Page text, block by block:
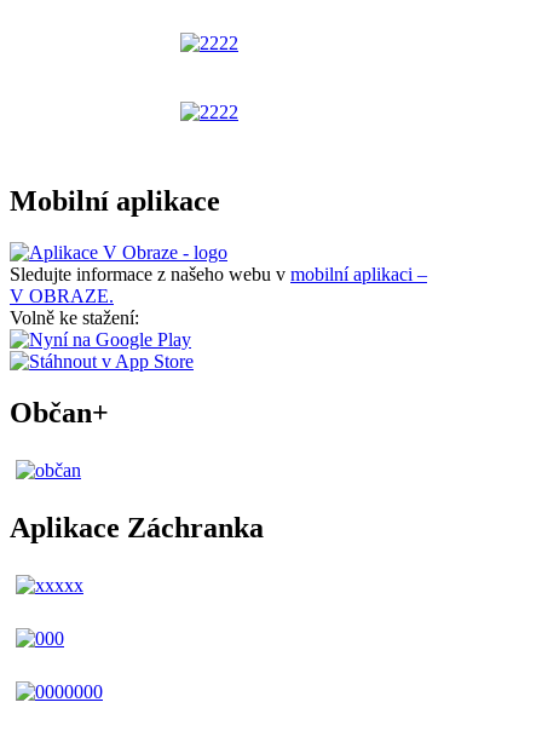
Mobilní aplikace
Sledujte informace z našeho webu v mobilní aplikaci –
V OBRAZE.
Volně ke stažení:
Občan+
Aplikace Záchranka